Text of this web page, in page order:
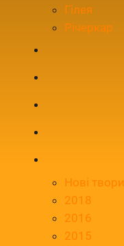
Гілея
Річеркар
Нові твори
2018
2016
2015